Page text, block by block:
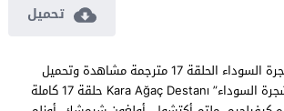
تحميل
مسلسل ملحمة الشجرة السوداء الحلقة 17 مترجمة مشاهدة وتحميل
مسلسل “ملحمة الشجرة السوداء” Kara Ağaç Destanı حلقة 17 كاملة